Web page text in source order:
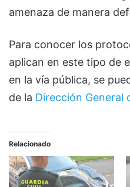
amenaza de manera
Para conocer los
aplican en este tipo de
en la vía pública, se
de la Dirección General
Relacionado